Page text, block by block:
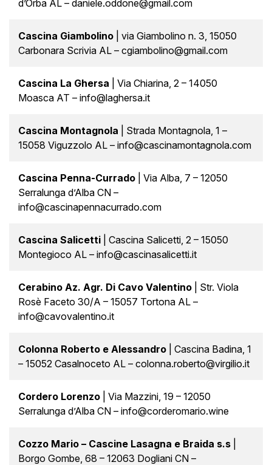
d’Orba AL – daniele.oddone@gmail.com
Cascina Giambolino | via Giambolino n. 3, 15050
Carbonara Scrivia AL – cgiambolino@gmail.com
Cascina La Ghersa | Via Chiarina, 2 – 14050
Moasca AT – info@laghersa.it
Cascina Montagnola | Strada Montagnola, 1 –
15058 Viguzzolo AL – info@cascinamontagnola.com
Cascina Penna-Currado | Via Alba, 7 – 12050
Serralunga d’Alba CN –
info@cascinapennacurrado.com
Cascina Salicetti | Cascina Salicetti, 2 – 15050
Montegioco AL – info@cascinasalicetti.it
Cerabino Az. Agr. Di Cavo Valentino | Str. Viola
Rosè Faceto 30/A – 15057 Tortona AL –
info@cavovalentino.it
Colonna Roberto e Alessandro | Cascina Badina, 1
– 15052 Casalnoceto AL – colonna.roberto@virgilio.it
Cordero Lorenzo | Via Mazzini, 19 – 12050
Serralunga d’Alba CN – info@corderomario.wine
Cozzo Mario – Cascine Lasagna e Braida s.s
Borgo Gombe, 68 – 12063 Dogliani CN –